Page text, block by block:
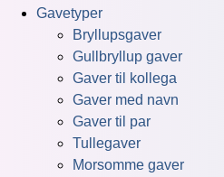
Gavetyper
Bryllupsgaver
Gullbryllup gaver
Gaver til kollega
Gaver med navn
Gaver til par
Tullegaver
Morsomme gaver